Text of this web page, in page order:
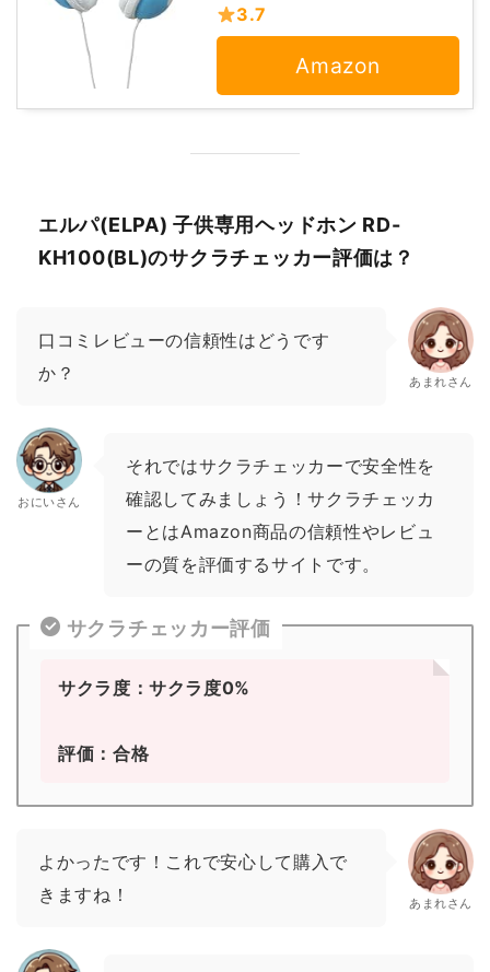
3.7
Amazon
エルパ(ELPA) 子供専用ヘッドホン RD-
KH100(BL)のサクラチェッカー評価は？
口コミレビューの信頼性はどうです
か？
あまれさん
おにいさん
それではサクラチェッカーで安全性を
確認してみましょう！サクラチェッカ
ーとはAmazon商品の信頼性やレビュ
ーの質を評価するサイトです。
サクラチェッカー評価
サクラ度：サクラ度0%
評価：合格
よかったです！これで安心して購入で
きますね！
あまれさん